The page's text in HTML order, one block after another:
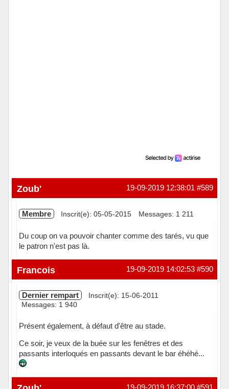
#589
19-09-2019 12:38:01
Zoub'
Membre Inscrit(e): 05-05-2015 Messages: 1 211
Du coup on va pouvoir chanter comme des tarés, vu que
le patron n'est pas là.
Hors ligne #590
19-09-2019 14:02:53
Francois
Dernier rempart
Inscrit(e): 15-06-2011
Messages: 1 940
Présent également, à défaut d'être au stade.
Ce soir, je veux de la buée sur les fenêtres et des
passants interloqués en passants devant le bar éhéhé...
Hors ligne #591
19-09-2019 16:37:00